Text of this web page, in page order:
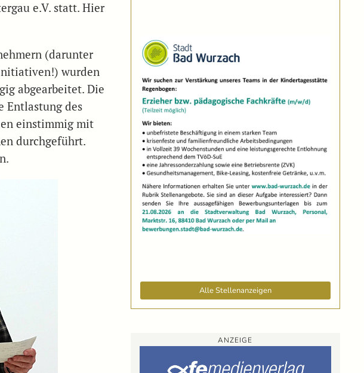
e.V. statt. Hier
(darunter
wurden
abgearbeitet. Die
Entlastung des
einstimmig mit
durchgeführt.
Alle Stellenanzeigen
ANZEIGE